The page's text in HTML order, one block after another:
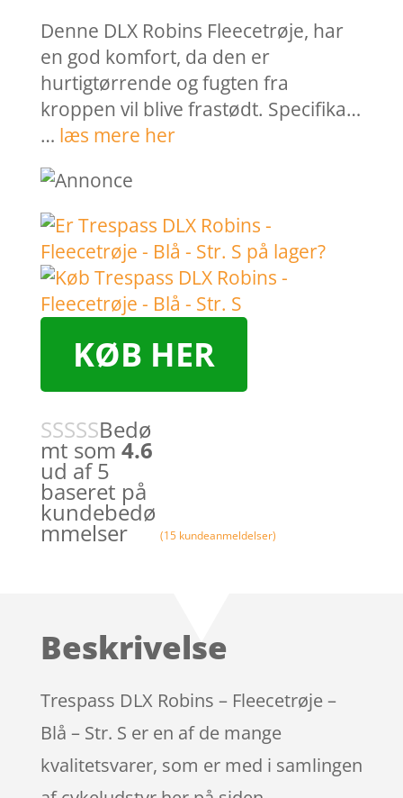
Denne DLX Robins Fleecetrøje, har
en god komfort, da den er
hurtigtørrende og fugten fra
kroppen vil blive frastødt. Specifika…
… læs mere her
KØB HER
Bedø
mt som 4.6
ud af 5
baseret på
kundebedø
mmelser (15 kundeanmeldelser)
Beskrivelse
Trespass DLX Robins – Fleecetrøje –
Blå – Str. S er en af de mange
kvalitetsvarer, som er med i samlingen